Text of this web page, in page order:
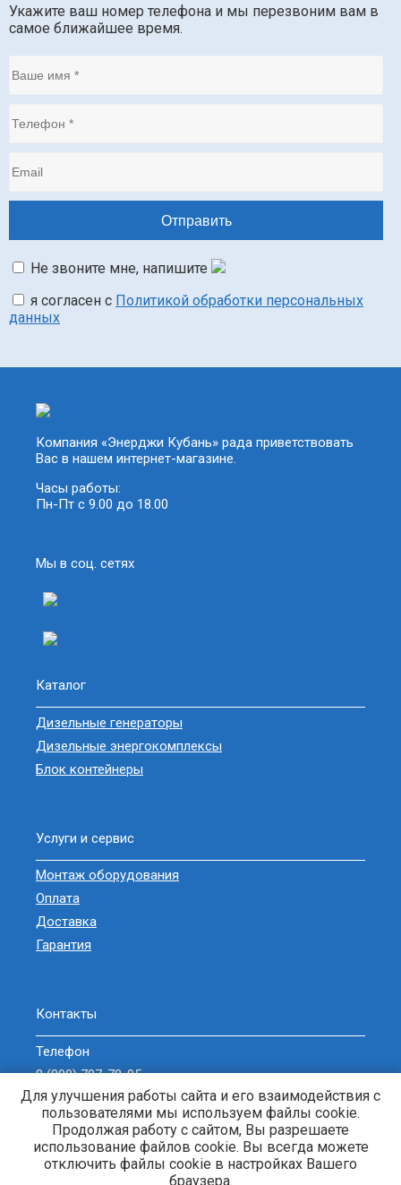
Укажите ваш номер телефона и мы перезвоним вам в
самое ближайшее время.
Не звоните мне, напишите
я согласен с Политикой обработки персональных
данных
Компания «Энерджи Кубань» рада приветствовать
Вас в нашем интернет-магазине.
Часы работы:
Пн-Пт с 9.00 до 18.00
Мы в соц. сетях
Каталог
Дизельные генераторы
Дизельные энергокомплексы
Блок контейнеры
Услуги и сервис
Монтаж оборудования
Оплата
Доставка
Гарантия
Контакты
Телефон
8 (800) 707-78-05
sell@zavodgeneratorov.ru
ОБРАТНЫЙ ЗВОНОК
Для улучшения работы сайта и его взаимодействия с
пользователями мы используем файлы cookie.
Продолжая работу с сайтом, Вы разрешаете
использование файлов cookie. Вы всегда можете
отключить файлы cookie в настройках Вашего
браузера.